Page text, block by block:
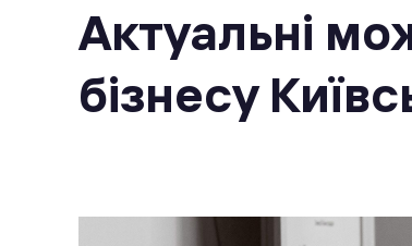
Актуальні
бізнесу